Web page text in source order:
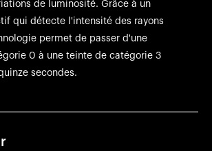
de luminosité. Grâce à un
qui détecte l'intensité des rayons
permet de passer d'une
0 à une teinte de catégorie 3
secondes.